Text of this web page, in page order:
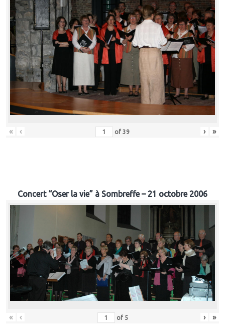
« ‹ of 39 › »
Concert “Oser la vie” à Sombreffe – 21 octobre 2006
« ‹ of 5 › »